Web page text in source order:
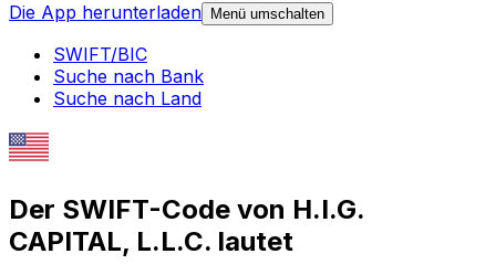
Die App herunterladen
Menü umschalten
SWIFT/BIC
Suche nach Bank
Suche nach Land
Der SWIFT-Code von H.I.G.
CAPITAL, L.L.C. lautet